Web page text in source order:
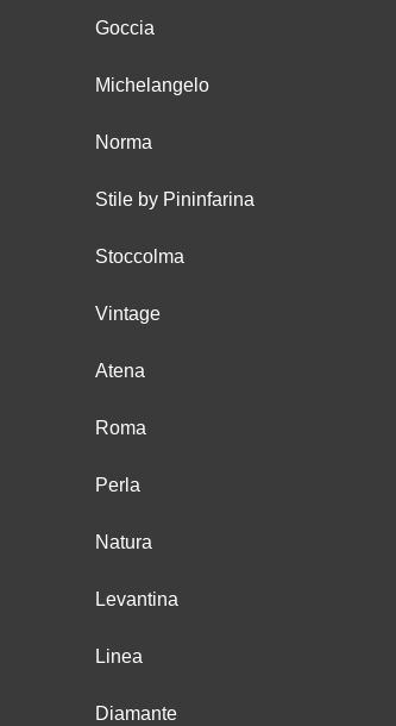
Goccia
Michelangelo
Norma
Stile by Pininfarina
Stoccolma
Vintage
Atena
Roma
Perla
Natura
Levantina
Linea
Diamante